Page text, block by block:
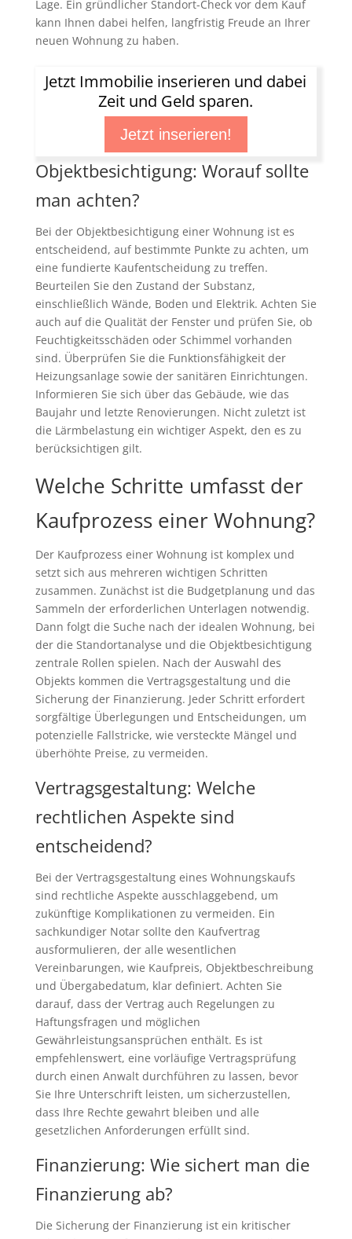
Lage. Ein gründlicher Standort-Check vor dem Kauf
kann Ihnen dabei helfen, langfristig Freude an Ihrer
neuen Wohnung zu haben.
Jetzt Immobilie inserieren und dabei
Zeit und Geld sparen.
Jetzt inserieren!
Objektbesichtigung: Worauf sollte
man achten?
Bei der Objektbesichtigung einer Wohnung ist es
entscheidend, auf bestimmte Punkte zu achten, um
eine fundierte Kaufentscheidung zu treffen.
Beurteilen Sie den Zustand der Substanz,
einschließlich Wände, Boden und Elektrik. Achten Sie
auch auf die Qualität der Fenster und prüfen Sie, ob
Feuchtigkeitsschäden oder Schimmel vorhanden
sind. Überprüfen Sie die Funktionsfähigkeit der
Heizungsanlage sowie der sanitären Einrichtungen.
Informieren Sie sich über das Gebäude, wie das
Baujahr und letzte Renovierungen. Nicht zuletzt ist
die Lärmbelastung ein wichtiger Aspekt, den es zu
berücksichtigen gilt.
Welche Schritte umfasst der
Kaufprozess einer Wohnung?
Der Kaufprozess einer Wohnung ist komplex und
setzt sich aus mehreren wichtigen Schritten
zusammen. Zunächst ist die Budgetplanung und das
Sammeln der erforderlichen Unterlagen notwendig.
Dann folgt die Suche nach der idealen Wohnung, bei
der die Standortanalyse und die Objektbesichtigung
zentrale Rollen spielen. Nach der Auswahl des
Objekts kommen die Vertragsgestaltung und die
Sicherung der Finanzierung. Jeder Schritt erfordert
sorgfältige Überlegungen und Entscheidungen, um
potenzielle Fallstricke, wie versteckte Mängel und
überhöhte Preise, zu vermeiden.
Vertragsgestaltung: Welche
rechtlichen Aspekte sind
entscheidend?
Bei der Vertragsgestaltung eines Wohnungskaufs
sind rechtliche Aspekte ausschlaggebend, um
zukünftige Komplikationen zu vermeiden. Ein
sachkundiger Notar sollte den Kaufvertrag
ausformulieren, der alle wesentlichen
Vereinbarungen, wie Kaufpreis, Objektbeschreibung
und Übergabedatum, klar definiert. Achten Sie
darauf, dass der Vertrag auch Regelungen zu
Haftungsfragen und möglichen
Gewährleistungsansprüchen enthält. Es ist
empfehlenswert, eine vorläufige Vertragsprüfung
durch einen Anwalt durchführen zu lassen, bevor
Sie Ihre Unterschrift leisten, um sicherzustellen,
dass Ihre Rechte gewahrt bleiben und alle
gesetzlichen Anforderungen erfüllt sind.
Finanzierung: Wie sichert man die
Finanzierung ab?
Die Sicherung der Finanzierung ist ein kritischer